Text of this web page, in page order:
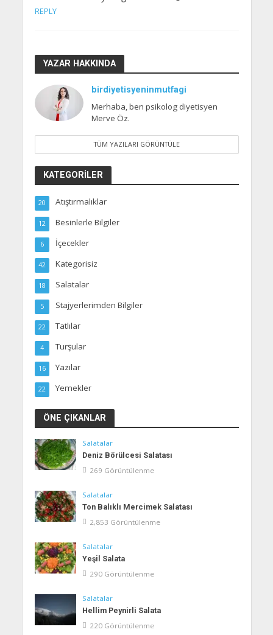
REPLY
YAZAR HAKKINDA
birdiyetisyeninmutfagi
Merhaba, ben psikolog diyetisyen
Merve Öz.
TÜM YAZILARI GÖRÜNTÜLE
KATEGORILER
Atıştırmalıklar
20
Besinlerle Bilgiler
12
İçecekler
6
Kategorisiz
42
Salatalar
18
Stajyerlerimden Bilgiler
5
Tatlılar
22
Turşular
4
Yazılar
16
Yemekler
22
ÖNE ÇIKANLAR
Salatalar
Deniz Börülcesi Salatası
269 Görüntülenme
Salatalar
Ton Balıklı Mercimek Salatası
2,853 Görüntülenme
Salatalar
Yeşil Salata
290 Görüntülenme
Salatalar
Hellim Peynirli Salata
220 Görüntülenme